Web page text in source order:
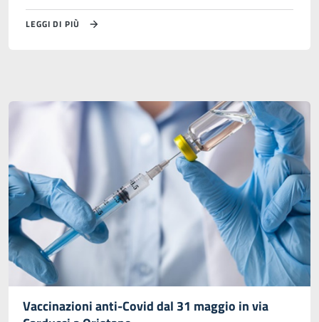
LEGGI DI PIÙ
Vaccinazioni anti-Covid dal 31 maggio in via